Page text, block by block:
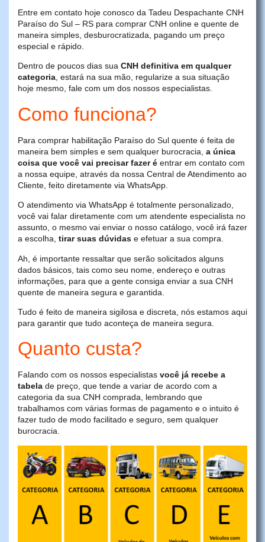
Entre em contato hoje conosco da Tadeu Despachante CNH
Paraíso do Sul – RS para comprar CNH online e quente de
maneira simples, desburocratizada, pagando um preço
especial e rápido.
Dentro de poucos dias sua CNH definitiva em qualquer
categoria, estará na sua mão, regularize a sua situação
hoje mesmo, fale com um dos nossos especialistas.
Como funciona?
Para comprar habilitação Paraíso do Sul quente é feita de
maneira bem simples e sem qualquer burocracia, a única
coisa que você vai precisar fazer é entrar em contato com
a nossa equipe, através da nossa Central de Atendimento ao
Cliente, feito diretamente via WhatsApp.
O atendimento via WhatsApp é totalmente personalizado,
você vai falar diretamente com um atendente especialista no
assunto, o mesmo vai enviar o nosso catálogo, você irá fazer
a escolha, tirar suas dúvidas e efetuar a sua compra.
Ah, é importante ressaltar que serão solicitados alguns
dados básicos, tais como seu nome, endereço e outras
informações, para que a gente consiga enviar a sua CNH
quente de maneira segura e garantida.
Tudo é feito de maneira sigilosa e discreta, nós estamos aqui
para garantir que tudo aconteça de maneira segura.
Quanto custa?
Falando com os nossos especialistas você já recebe a
tabela de preço, que tende a variar de acordo com a
categoria da sua CNH comprada, lembrando que
trabalhamos com várias formas de pagamento e o intuito é
fazer tudo de modo facilitado e seguro, sem qualquer
burocracia.